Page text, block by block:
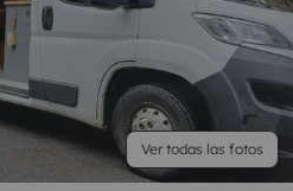
Ver todas las fotos